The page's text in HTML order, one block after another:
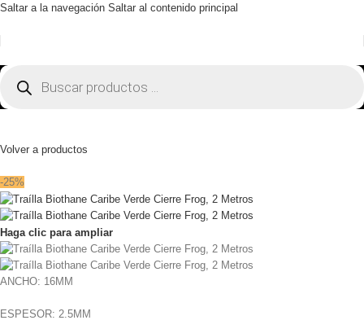
Saltar a la navegación Saltar al contenido principal
Volver a productos
-25%
Haga clic para ampliar
ANCHO: 16MM
ESPESOR: 2.5MM